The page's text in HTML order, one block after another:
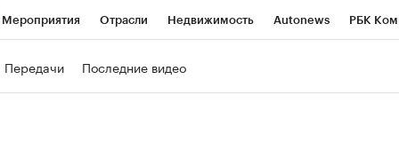
Мероприятия Отрасли Недвижимость Autonews РБК
Передачи Последние видео